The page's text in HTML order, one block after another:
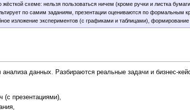
жёсткой схеме: нельзя пользоваться ничем (кроме ручки и листка
по самим заданиям, презентации оцениваются по формальным
изложение экспериментов (с графиками и таблицами),
данных. Разбираются реальные задачи и бизнес-
презентациями),